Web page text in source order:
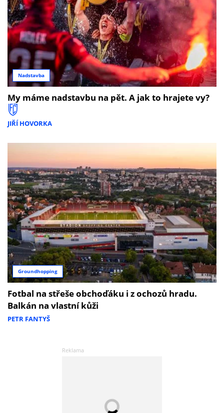
Nadstavba
My máme nadstavbu na pět. A jak to hrajete vy?
JIŘÍ HOVORKA
Groundhopping
Fotbal na střeše obchoďáku i z ochozů hradu.
Balkán na vlastní kůži
PETR FANTYŠ